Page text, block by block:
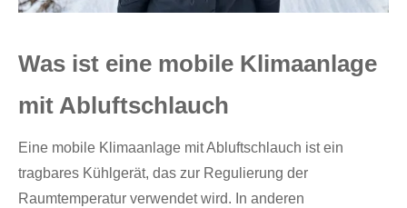
Was ist eine mobile Klimaanlage
mit Abluftschlauch
Eine mobile Klimaanlage mit Abluftschlauch ist ein
tragbares Kühlgerät, das zur Regulierung der
Raumtemperatur verwendet wird. In anderen